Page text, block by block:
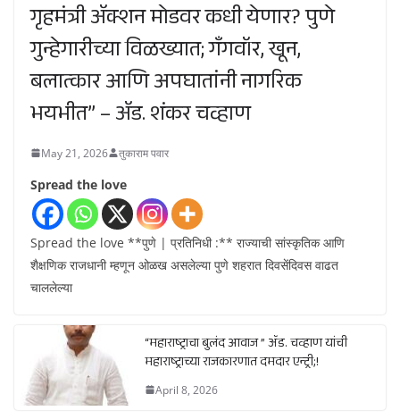
गृहमंत्री ॲक्शन मोडवर कधी येणार? पुणे
गुन्हेगारीच्या विळख्यात; गॅंगवॉर, खून,
बलात्कार आणि अपघातांनी नागरिक
भयभीत” – ॲड. शंकर चव्हाण
May 21, 2026 तुकाराम पवार
Spread the love
Spread the love **पुणे | प्रतिनिधी :** राज्याची सांस्कृतिक आणि
शैक्षणिक राजधानी म्हणून ओळख असलेल्या पुणे शहरात दिवसेंदिवस वाढत
चाललेल्या
“महाराष्ट्राचा बुलंद आवाज ” ॲड. चव्हाण यांची
महाराष्ट्राच्या राजकारणात दमदार एन्ट्री;!
April 8, 2026